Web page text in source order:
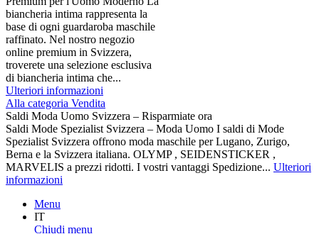
biancheria intima rappresenta la
base di ogni guardaroba maschile
raffinato. Nel nostro negozio
online premium in Svizzera,
troverete una selezione esclusiva
di biancheria intima che...
Ulteriori informazioni
Alla categoria Vendita
Saldi Moda Uomo Svizzera – Risparmiate ora
Saldi Mode Spezialist Svizzera – Moda Uomo I saldi di Mode
Spezialist Svizzera offrono moda maschile per Lugano, Zurigo,
Berna e la Svizzera italiana. OLYMP , SEIDENSTICKER ,
MARVELIS a prezzi ridotti. I vostri vantaggi Spedizione... Ulteriori
informazioni
Menu
IT
Chiudi menu